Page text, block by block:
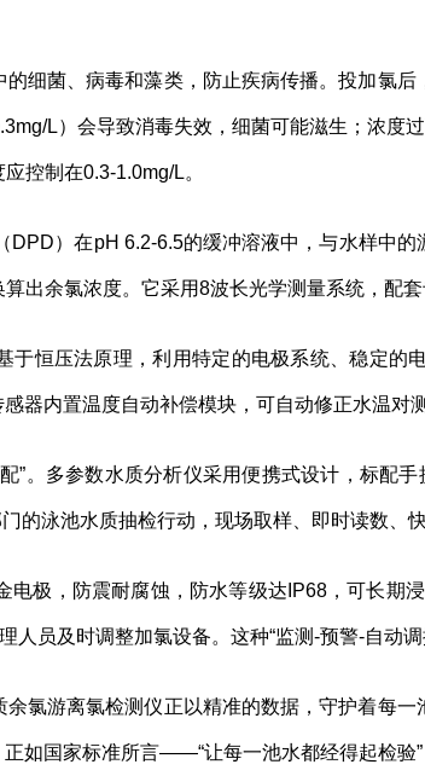
细菌、病毒和藻类，防止疾病传播。投加氯
L）会导致消毒失效，细菌可能滋生；浓度
控制在0.3-1.0mg/L。
）在pH 6.2-6.5的缓冲溶液中，与水样中
出余氯浓度。它采用8波长光学测量系统，配
恒压法原理，利用特定的电极系统、稳定
器内置温度自动补偿模块，可自动修正水温对
”。多参数水质分析仪采用便携式设计，标配
的泳池水质抽检行动，现场取样、即时读数、
极，防震耐腐蚀，防水等级达IP68，可长期
员及时调整加氯设备。这种“监测-预警-自动
氯游离氯检测仪正以精准的数据，守护着每
如国家标准所言——“让每一池水都经得起检验”